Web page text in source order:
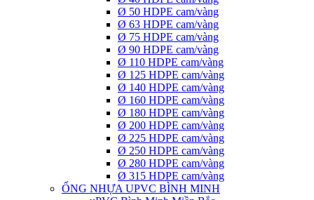
Ø 50 HDPE cam/vàng
Ø 63 HDPE cam/vàng
Ø 75 HDPE cam/vàng
Ø 90 HDPE cam/vàng
Ø 110 HDPE cam/vàng
Ø 125 HDPE cam/vàng
Ø 140 HDPE cam/vàng
Ø 160 HDPE cam/vàng
Ø 180 HDPE cam/vàng
Ø 200 HDPE cam/vàng
Ø 225 HDPE cam/vàng
Ø 250 HDPE cam/vàng
Ø 280 HDPE cam/vàng
Ø 315 HDPE cam/vàng
ỐNG NHỰA UPVC BÌNH MINH